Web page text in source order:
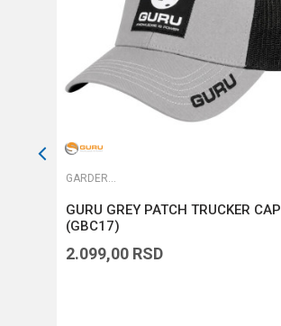
GARDEROBA
GURU GREY PATCH TRUCKER CAP
(GBC17)
2.099,00 RSD